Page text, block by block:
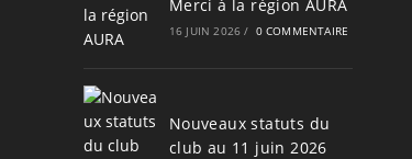
Merci à la région AURA
16 JUIN 2026 / 0 COMMENTAIRE
Nouveaux statuts du
club au 11 juin 2026